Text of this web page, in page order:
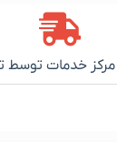
خدمات توسط